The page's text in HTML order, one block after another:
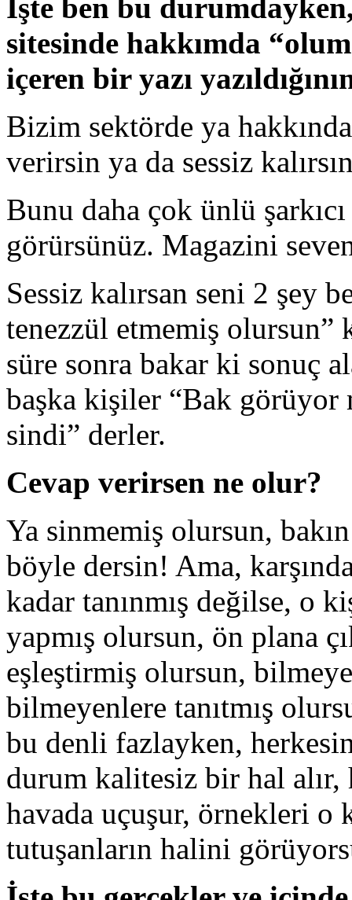
İşte ben bu
sitesinde hakkımda
içeren bir yazı
Bizim sektörde ya
verirsin ya da sessiz
Bunu daha çok ünlü
görürsünüz. Magazini
Sessiz kalırsan seni 2 şey
tenezzül etmemiş
süre sonra bakar ki sonuç
başka kişiler “Bak görüyor
sindi” derler.
Cevap verirsen ne olur?
Ya sinmemiş olursun,
böyle dersin! Ama,
kadar tanınmış değilse, o
yapmış olursun, ön plana
eşleştirmiş olursun,
bilmeyenlere tanıtmış
bu denli fazlayken,
durum kalitesiz bir hal
havada uçuşur, örnekleri o
tutuşanların halini